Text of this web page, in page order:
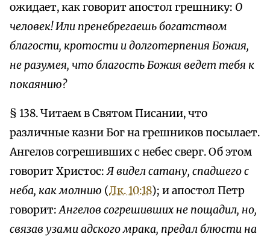
ожидает, как говорит апостол грешнику: О
человек! Или пренебрегаешь богатством
благости, кротости и долготерпения Божия,
не разумея, что благость Божия ведет тебя к
покаянию?
§ 138. Читаем в Святом Писании, что
различные казни Бог на грешников посылает.
Ангелов согрешивших с небес сверг. Об этом
говорит Христос:Я видел сатану, спадшего с
неба, как молнию (Лк. 10:18); и апостол Петр
говорит:Ангелов согрешивших не пощадил, но,
связав узами адского мрака, предал блюсти на